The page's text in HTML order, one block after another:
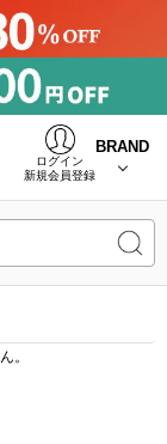
ログイン
新規会員登録
BRAND
。